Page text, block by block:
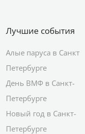
Лучшие события
Алые паруса в Санкт
Петербурге
День ВМФ в Санкт-
Петербурге
Новый год в Санкт-
Петербурге